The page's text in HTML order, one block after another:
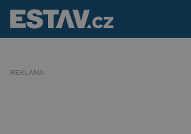
REKLAMA